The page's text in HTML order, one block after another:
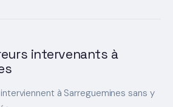
intervenants à
à Sarreguemines sans y